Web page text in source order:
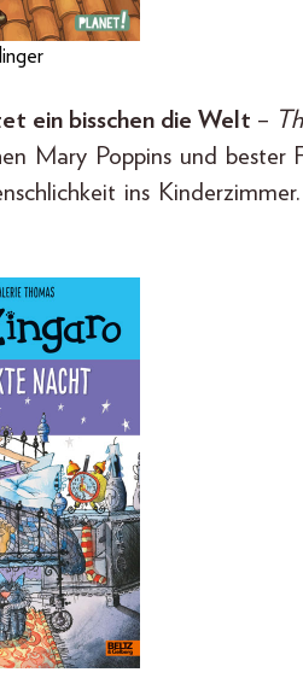
ein bisschen die Welt –
Mary Poppins und
ins